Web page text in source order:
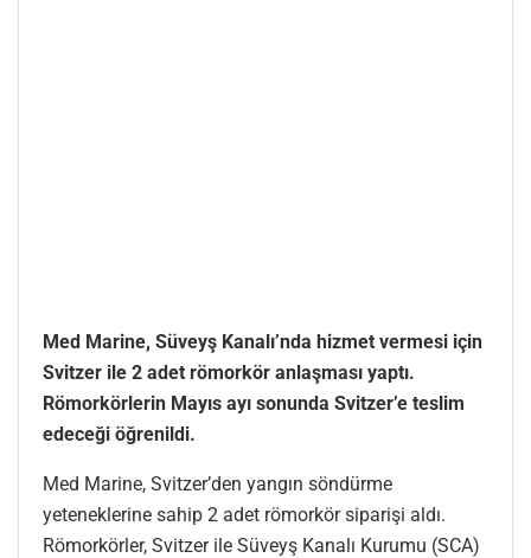
Med Marine, Süveyş Kanalı’nda hizmet vermesi için
Svitzer ile 2 adet römorkör anlaşması yaptı.
Römorkörlerin Mayıs ayı sonunda Svitzer’e teslim
edeceği öğrenildi.
Med Marine, Svitzer’den yangın söndürme
yeteneklerine sahip 2 adet römorkör siparişi aldı.
Römorkörler, Svitzer ile Süveyş Kanalı Kurumu (SCA)